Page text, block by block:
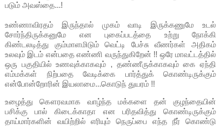
படும் அவஸ்தை...!
உண்ணாவிரதம் இருந்தால் முகம் வாடி இருக்கணுமே உடல்
சோர்ந்திருக்கனுமே என புகைப்படத்தை உற்று நோக்கி
கிண்டலடித்து கும்மாளமிடும் வெட்டி பேச்சு வீணர்கள் அதிகம்
உலவும் இடம் என்பதை எண்ணி வருந்துகிறேன் !! ஒரே மாவட்டத்தில்
ஒரு பகுதியில் உணவுக்காகவும் , தண்ணீருக்காகவும் கை ஏந்தி
எம்மக்கள் நிற்பதை வேடிக்கை பார்த்துக் கொண்டிருக்கும்
என்போன்றோரின் இயலாமை...கொடுந் துயரம் !!
உழைத்து கௌரவமாக வாழ்ந்த மக்களை தன் குழந்தையின்
பசிக்கு பால் கிடைக்காதா என பரிதவித்து கொண்டிருக்கும்
தாய்மார்களின் வயிற்றில் எரியும் நெருப்பை எந்த நீர் கொண்டு